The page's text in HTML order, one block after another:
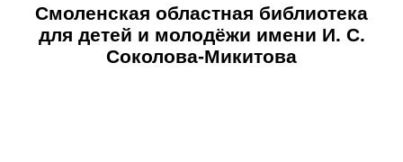
Смоленская областная библиотека
для детей и молодёжи имени И. С.
Соколова-Микитова